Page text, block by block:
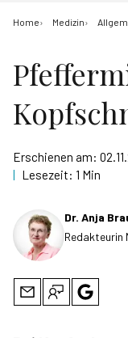
Home Medizin
Erschienen am:
| Lesezeit: 1 Min
Dr. Anja
Redakteurin